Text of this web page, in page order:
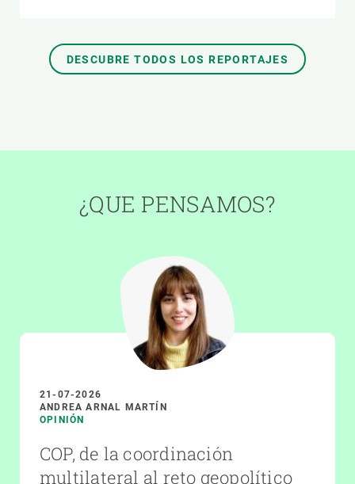
DESCUBRE TODOS LOS REPORTAJES
¿QUE PENSAMOS?
21-07-2026
ANDREA ARNAL MARTÍN
OPINIÓN
COP, de la coordinación
multilateral al reto geopolítico